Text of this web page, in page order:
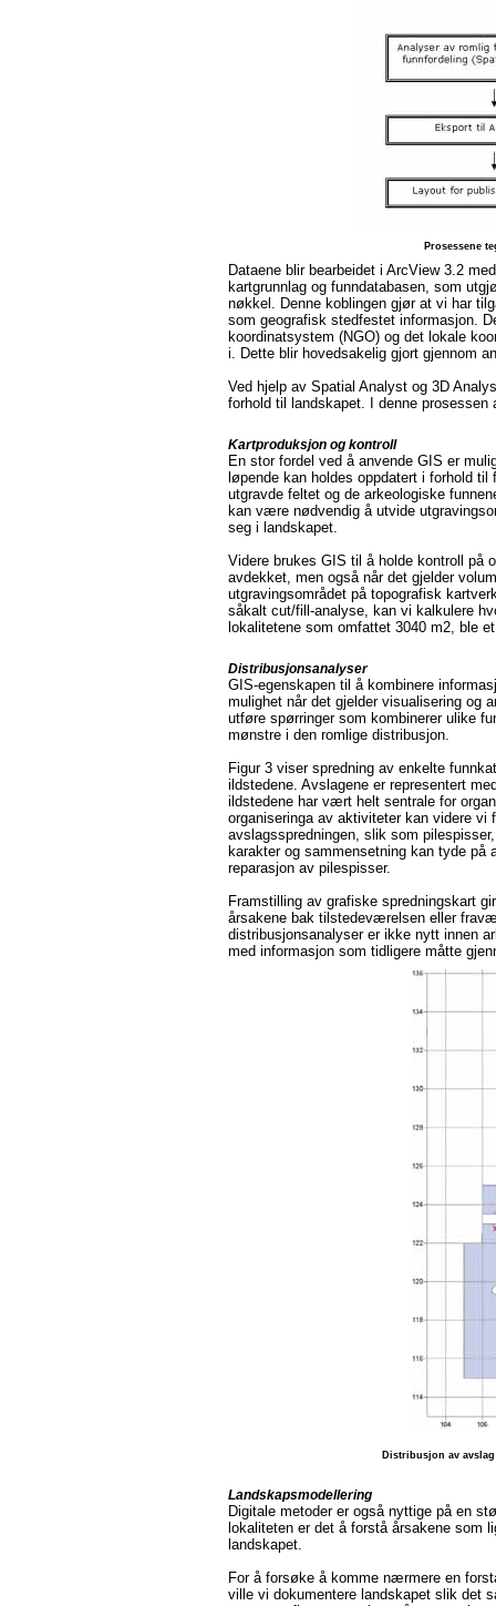
Prosessene
Dataene blir bearbeidet i ArcView 3.2
kartgrunnlag og funndatabasen, som
nøkkel. Denne koblingen gjør at vi har
som geografisk stedfestet informasjon.
koordinatsystem (NGO) og det lokale
i. Dette blir hovedsakelig gjort gjennom
Ved hjelp av Spatial Analyst og 3D
forhold til landskapet. I denne
Kartproduksjon og kontroll
En stor fordel ved å anvende GIS er
løpende kan holdes oppdatert i forhold
utgravde feltet og de arkeologiske
kan være nødvendig å utvide
seg i landskapet.
Videre brukes GIS til å holde kontroll på
avdekket, men også når det gjelder
utgravingsområdet på topografisk
såkalt cut/fill-analyse, kan vi kalkulere
lokalitetene som omfattet 3040 m2, ble
Distribusjonsanalyser
GIS-egenskapen til å kombinere
mulighet når det gjelder visualisering og
utføre spørringer som kombinerer ulike
mønstre i den romlige distribusjon.
Figur 3 viser spredning av enkelte
ildstedene. Avslagene er representert
ildstedene har vært helt sentrale for
organiseringa av aktiviteter kan videre vi
avslagsspredningen, slik som
karakter og sammensetning kan tyde
reparasjon av pilespisser.
Framstilling av grafiske spredningskart
årsakene bak tilstedeværelsen eller
distribusjonsanalyser er ikke nytt innen
med informasjon som tidligere måtte
Distribusjon av
Landskapsmodellering
Digitale metoder er også nyttige på en
lokaliteten er det å forstå årsakene som
landskapet.
For å forsøke å komme nærmere en
ville vi dokumentere landskapet slik det